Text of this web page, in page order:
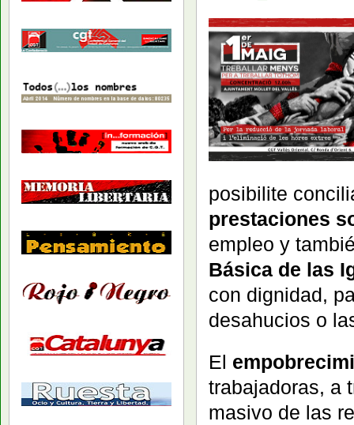
posibilite
prestaciones
empleo y
Básica de las
con dignidad,
desahucios o
El
trabajadoras, a
masivo de las